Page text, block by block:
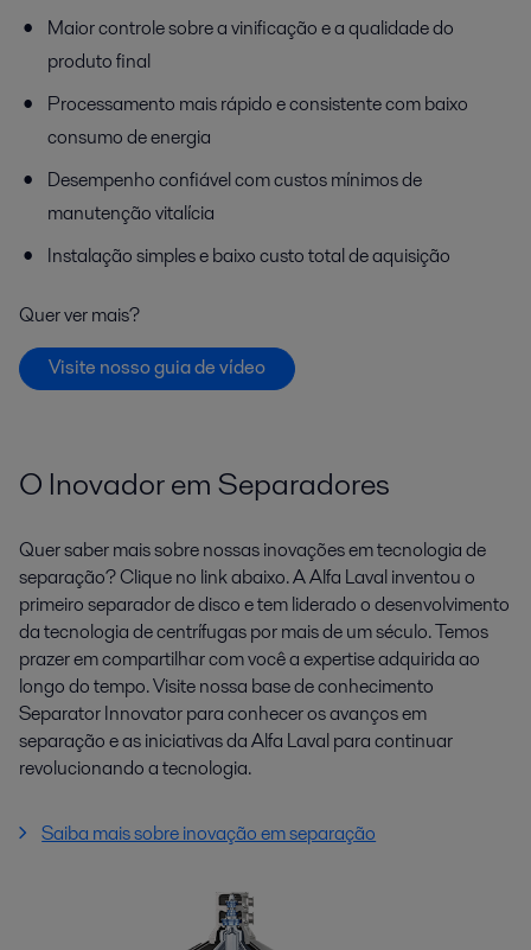
Maior controle sobre a vinificação e a qualidade do
produto final
Processamento mais rápido e consistente com baixo
consumo de energia
Desempenho confiável com custos mínimos de
manutenção vitalícia
Instalação simples e baixo custo total de aquisição
Quer ver mais?
Visite nosso guia de vídeo
O Inovador em Separadores
Quer saber mais sobre nossas inovações em tecnologia de
separação? Clique no link abaixo. A Alfa Laval inventou o
primeiro separador de disco e tem liderado o desenvolvimento
da tecnologia de centrífugas por mais de um século. Temos
prazer em compartilhar com você a expertise adquirida ao
longo do tempo. Visite nossa base de conhecimento
Separator Innovator para conhecer os avanços em
separação e as iniciativas da Alfa Laval para continuar
revolucionando a tecnologia.
Saiba mais sobre inovação em separação